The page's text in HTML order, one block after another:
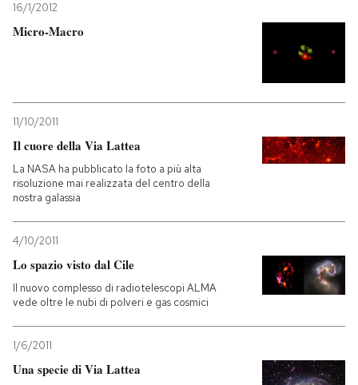
16/1/2012
Micro-Macro
11/10/2011
Il cuore della Via Lattea
La NASA ha pubblicato la foto a più alta
risoluzione mai realizzata del centro della
nostra galassia
4/10/2011
Lo spazio visto dal Cile
Il nuovo complesso di radiotelescopi ALMA
vede oltre le nubi di polveri e gas cosmici
1/6/2011
Una specie di Via Lattea